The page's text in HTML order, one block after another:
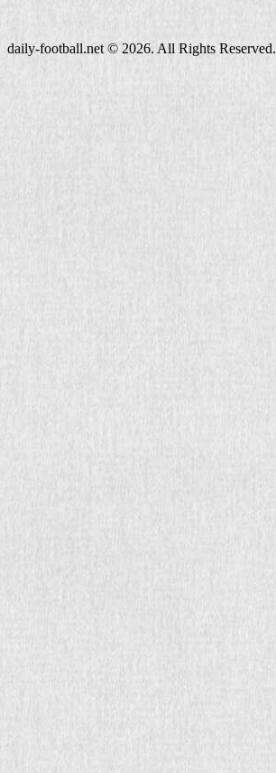
daily-football.net © 2026. All Rights Reserved.